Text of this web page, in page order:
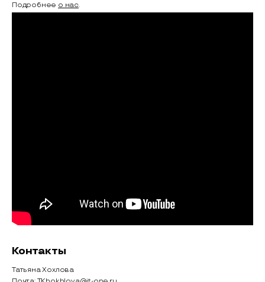
Подробнее о нас.
Контакты
Татьяна Хохлова